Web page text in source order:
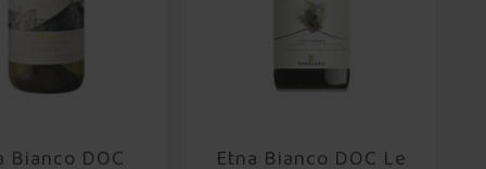
Bianco DOC Etna Bianco DOC Le